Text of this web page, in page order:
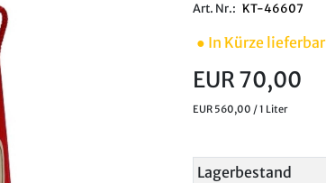
Art. Nr.: KT-46607
● In Kürze lieferbar
EUR 70,00
EUR 560,00 / 1 Liter
Lagerbestand